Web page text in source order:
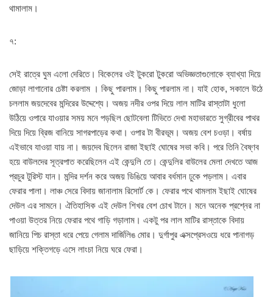
থামালাম।
৭:
সেই রাত্রে ঘুম এলো দেরিতে। বিকেলের ওই টুকরো টুকরো অভিজ্ঞতাগুলোকে ব্যাখ্যা দিয়ে
জোড়া লাগানোর চেষ্টা করলাম । কিছু পারলাম। কিছু পারলাম না। যাই হোক, সকালে উঠে
চললাম জয়দেবের মন্দিরের উদ্দেশ্যে। অজয় নদীর ওপর দিয়ে লাল মাটির রাস্তাটা ধুলো
উঠিয়ে ওপারে যাওয়ার সময় মনে পড়ছিল ছোটবেলা টিভিতে দেখা মহাভারতে সুগ্রীবের পাথর
দিয়ে দিয়ে ব্রিজ বানিয়ে সাগরপাড়ের কথা। ওপার টা বীরভূম। অজয় বেশ চওড়া। বর্ষায়
এইভাবে যাওয়া যায় না। জয়দেব ছিলেন রাজা ইছাই ঘোষের সভা কবি। পরে তিনি বৈষ্ণব
হয়ে বাউলদের সূত্রপাত করেছিলেন এই কেন্দুলি তে। কেন্দুলির বাউলের মেলা দেখতে আজ
প্রচুর টুরিস্ট যান। মন্দির দর্শন করে অজয় ডিঙিয়ে আবার বর্ধমান ঢুকে পড়লাম। এবার
ফেরার পালা। লাঞ্চ সেরে বিদায় জানালাম রিসোর্ট কে। ফেরার পথে থামলাম ইছাই ঘোষের
দেউল এর সামনে। ঐতিহাসিক এই দেউল শিখর বেশ চোখ টানে। মনে অনেক প্রশ্নের না
পাওয়া উত্তর নিয়ে ফেরার পথে গাড়ি গড়ালাম। একটু পর লাল মাটির রাস্তাকে বিদায়
জানিয়ে পিচ রাস্তা ধরে পেয়ে গেলাম দার্জিলিঙ মোর। দুর্গাপুর এক্সপ্রেসওয়ে ধরে পানাগড়
ছাড়িয়ে শক্তিগড়ে এসে লাংচা নিয়ে ঘরে ফেরা।